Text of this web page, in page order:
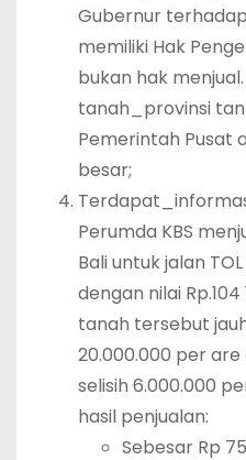
Gubernur
memiliki Hak
bukan hak
tanah_provinsi
Pemerintah Pusat
besar;
Perumda KBS
Bali untuk jalan
dengan nilai
tanah tersebut
20.000.000 per are
selisih 6.000.000
hasil penjualan:
Sebesar Rp